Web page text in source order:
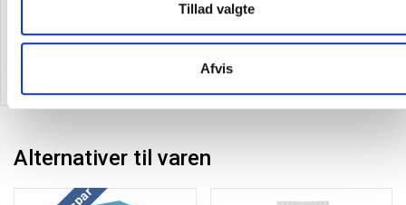
Tillad valgte
Afvis
inkl. moms inkl. moms
Alternativer til varen